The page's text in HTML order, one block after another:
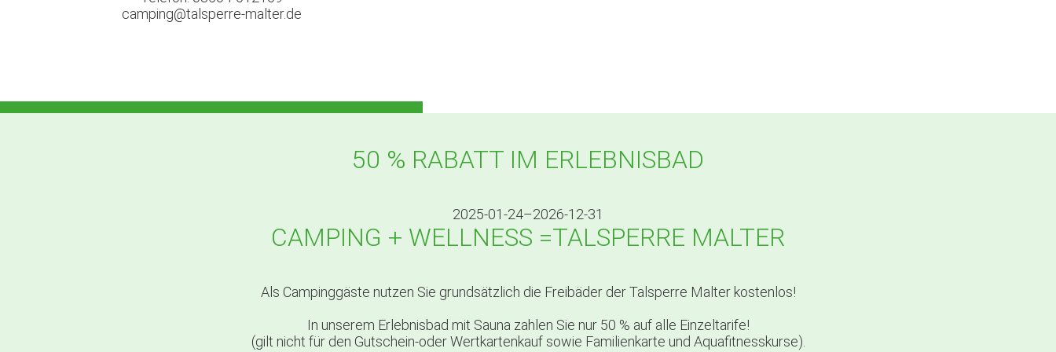
camping@talsperre-malter.de
50 % RABATT IM ERLEBNISBAD
2025-01-24–2026-12-31
CAMPING + WELLNESS =TALSPERRE MALTER
Als Campinggäste nutzen Sie grundsätzlich die Freibäder der Talsperre Malter kostenlos!
In unserem Erlebnisbad mit Sauna zahlen Sie nur 50 % auf alle Einzeltarife!
(gilt nicht für den Gutschein-oder Wertkartenkauf sowie Familienkarte und Aquafitnesskurse).